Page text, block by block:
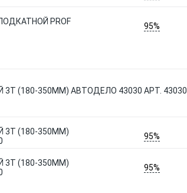
PROF
95%
(180-350ММ) АВТОДЕЛО 43030 АРТ. 43030
3Т (180-350ММ)
95%
3Т (180-350ММ)
95%